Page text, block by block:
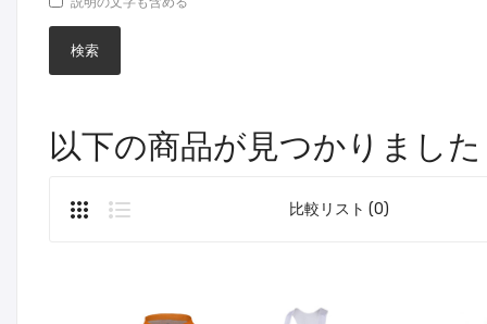
以下の商品が見つかりました
比較リスト (0)